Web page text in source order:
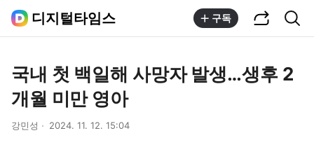
디지털타임스 구독
국내 첫 백일해 사망자 발생…생후 2
개월 미만 영아
강민성 2024. 11. 12. 15:04